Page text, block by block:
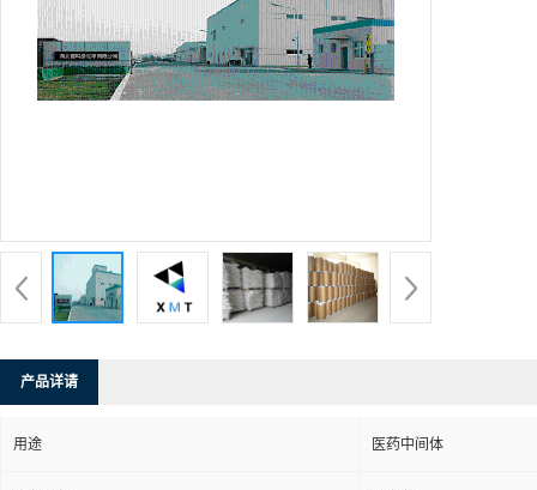
产品详请
用途 医药中间体